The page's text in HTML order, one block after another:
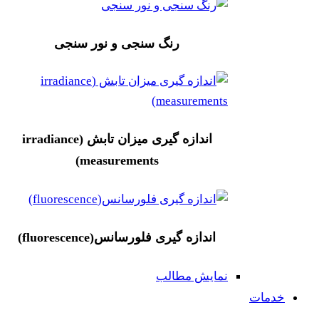
رنگ سنجی و نور سنجی
اندازه گیری میزان تابش (irradiance
measurements)
اندازه گیری فلورسانس(fluorescence)
نمایش مطالب
خدمات